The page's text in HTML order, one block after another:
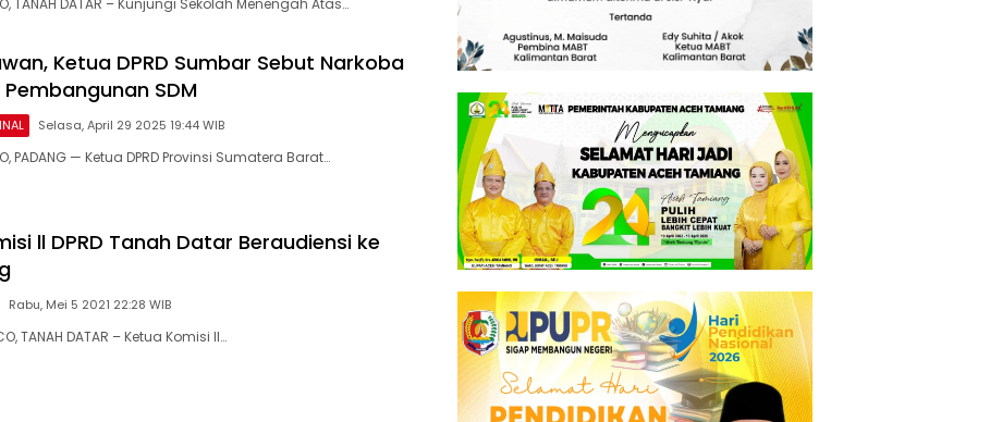
TANAH DATAR – Kunjungi Sekolah Menengah Atas…
Ketua DPRD Sumbar Sebut Narkoba
SDM
Selasa, April 29 2025 19:44 WIB
PADANG — Ketua DPRD Provinsi Sumatera Barat…
ll DPRD Tanah Datar Beraudiensi ke
Rabu, Mei 5 2021 22:28 WIB
TANAH DATAR – Ketua Komisi II…